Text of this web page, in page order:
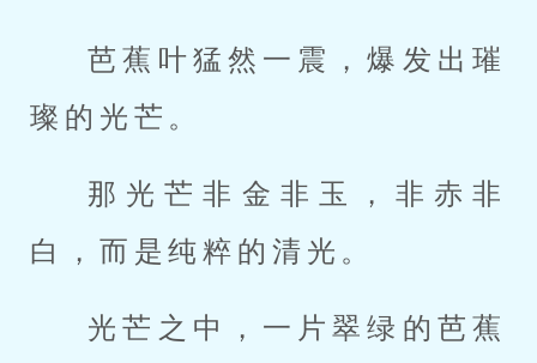
芭蕉叶猛然一震，爆发出璀
璨的光芒。
那光芒非金非玉，非赤非
白，而是纯粹的清光。
光芒之中，一片翠绿的芭蕉